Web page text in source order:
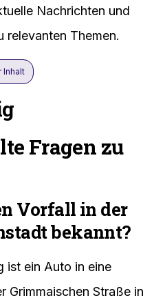
Nachrichten und
relevanten Themen.
Inhalt
Fragen zu
Vorfall in der
bekannt?
ist ein Auto in eine
Grimmaischen Straße in